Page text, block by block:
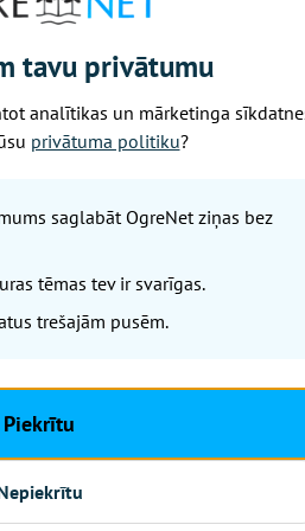
domes priekšsēdētāja Egila
porcelāna kolekcijas
Ogres un
iedzīvotājus
OgreNet
No 7. līdz 9. augustam Ogres
tavu privātumu
analītikas un mārketinga
privātuma politiku?
saglabāt OgreNet ziņas bez
tēmas tev ir svarīgas.
trešajām pusēm.
Piekrītu